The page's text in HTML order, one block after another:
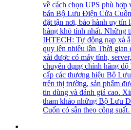
về cách chọn UPS phù
bán Bộ Lưu Điện Cửa
đặt tận nơi, bảo hành uy tín
hàng khó tính nhất. Những
IHTECH: Tự động nạp xả
quy lên nhiều lần Thời gian
xài được có máy tính,
chuyên dụng chính hãng
cấp các thương hiệu Bộ
trên thị trường, sản phẩm
tin dùng và đánh giá cao.
tham khảo những Bộ Lưu
Cuốn có sẵn theo công